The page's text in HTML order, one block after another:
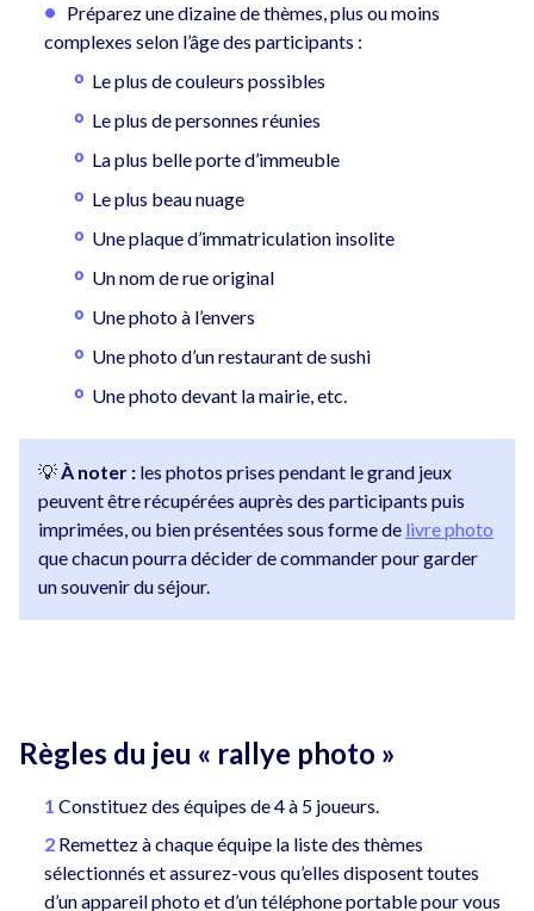
Préparez une dizaine de thèmes, plus ou moins
complexes selon l’âge des participants :
Le plus de couleurs possibles
Le plus de personnes réunies
La plus belle porte d’immeuble
Le plus beau nuage
Une plaque d’immatriculation insolite
Un nom de rue original
Une photo à l’envers
Une photo d’un restaurant de sushi
Une photo devant la mairie, etc.
💡À noter : les photos prises pendant le grand jeux
peuvent être récupérées auprès des participants puis
imprimées, ou bien présentées sous forme de livre photo
que chacun pourra décider de commander pour garder
un souvenir du séjour.
Règles du jeu « rallye photo »
Constituez des équipes de 4 à 5 joueurs.
Remettez à chaque équipe la liste des thèmes
sélectionnés et assurez-vous qu’elles disposent toutes
d’un appareil photo et d’un téléphone portable pour vous